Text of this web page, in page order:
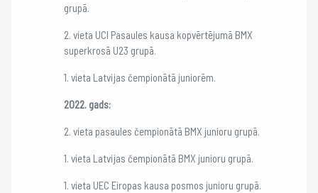
grupā.
2. vieta UCI Pasaules kausa kopvērtējumā BMX
superkrosā U23 grupā.
1. vieta Latvijas čempionātā juniorēm.
2022. gads:
2. vieta pasaules čempionātā BMX junioru grupā.
1. vieta Latvijas čempionātā BMX junioru grupā.
1. vieta UEC Eiropas kausa posmos junioru grupā.